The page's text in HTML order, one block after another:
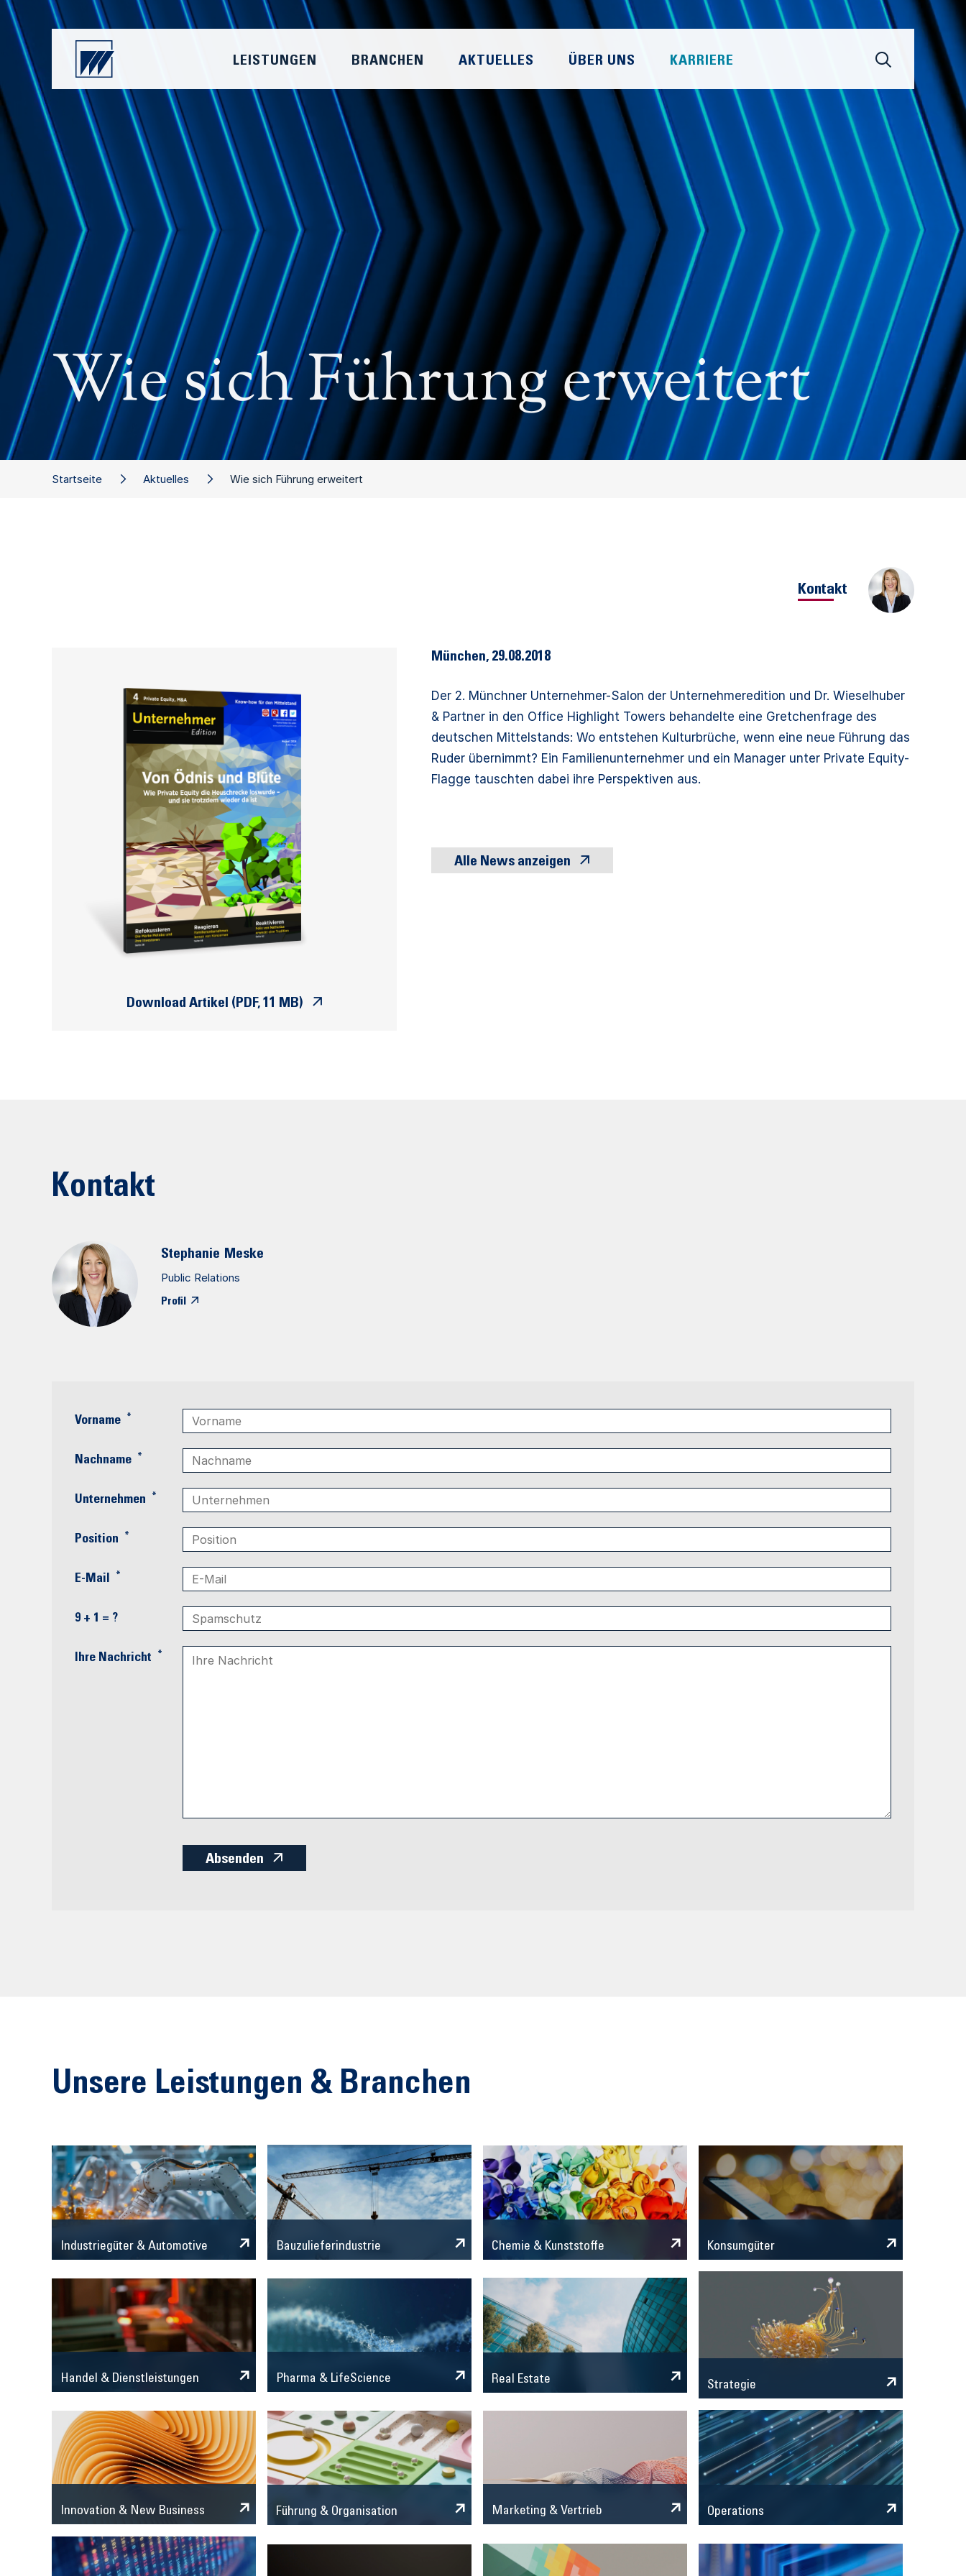
Download Artikel (PDF, 11 MB)
München, 29.08.2018
Der 2. Münchner Unternehmer-Salon der Unternehmeredition und Dr. Wieselhuber
& Partner in den Office Highlight Towers behandelte eine Gretchenfrage des
deutschen Mittelstands: Wo entstehen Kulturbrüche, wenn eine neue Führung das
Ruder übernimmt? Ein Familienunternehmer und ein Manager unter Private Equity-
Flagge tauschten dabei ihre Perspektiven aus.
Alle News anzeigen
Startseite Aktuelles Wie sich Führung erweitert
Kontakt
Stephanie Meske
Public Relations
Profil
Vorname *
Nachname *
Unternehmen *
Position *
E-Mail *
9 + 1 = ?
Ihre Nachricht *
Absenden
Kontakt
Unsere Leistungen & Branchen
Industriegüter & Automotive Bauzulieferindustrie Chemie & Kunststoffe Konsumgüter
Handel & Dienstleistungen Pharma & LifeScience Real Estate Strategie
Innovation & New Business Führung & Organisation Marketing & Vertrieb Operations
Wie sich Führung erweitert
LEISTUNGEN BRANCHEN AKTUELLES ÜBER UNS KARRIERE